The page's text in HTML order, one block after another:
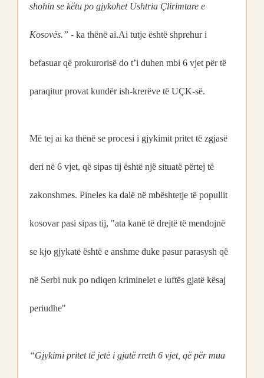
shohin se këtu po gjykohet Ushtria Çlirimtare e
Kosovës.” - ka thënë ai.Ai tutje është shprehur i
befasuar që prokurorisë do t’i duhen mbi 6 vjet për të
paraqitur provat kundër ish-krerëve të UÇK-së.
Më tej ai ka thënë se procesi i gjykimit pritet të zgjasë
deri në 6 vjet, që sipas tij është një situatë përtej të
zakonshmes. Pineles ka dalë në mbështetje të popullit
kosovar pasi sipas tij, "ata kanë të drejtë të mendojnë
se kjo gjykatë është e anshme duke pasur parasysh që
në Serbi nuk po ndiqen kriminelet e luftës gjatë kësaj
periudhe"
“Gjykimi pritet të jetë i gjatë rreth 6 vjet, që për mua